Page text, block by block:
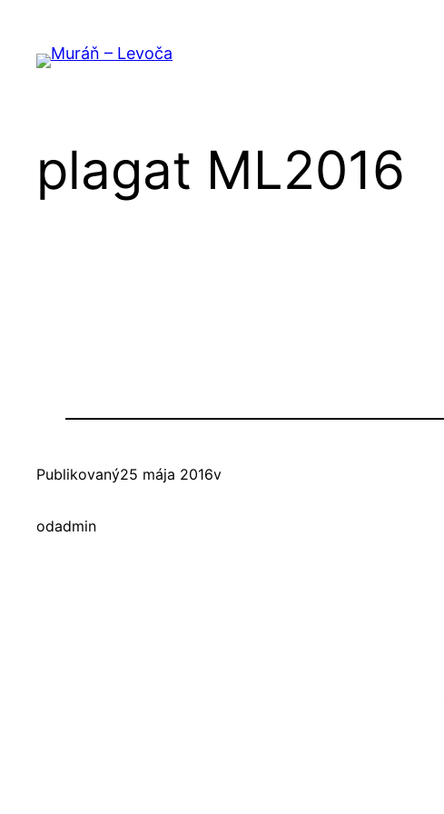
obsah
plagat ML2016
Publikovaný25 mája 2016v
odadmin